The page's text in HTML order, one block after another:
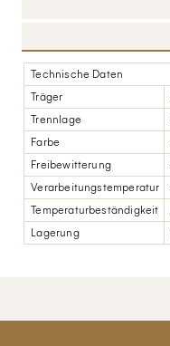
Technische Daten
Träger
Trennlage
Farbe
Freibewitterung
Verarbeitungstemperatur
Temperaturbeständigkeit
Lagerung